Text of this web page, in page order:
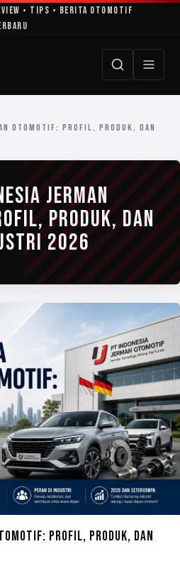
• Tips • Berita Otomotif
OTOMOTIF: PROFIL, PRODUK, DAN
JERMAN
PRODUK, DAN
2026
PROFIL, PRODUK, DAN